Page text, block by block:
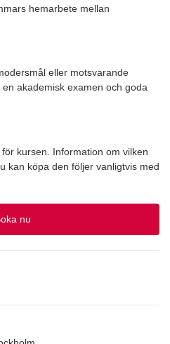
hemarbete mellan
eller motsvarande
akademisk examen och goda
kursen. Information om vilken
kan köpa den följer vanligtvis med
nu